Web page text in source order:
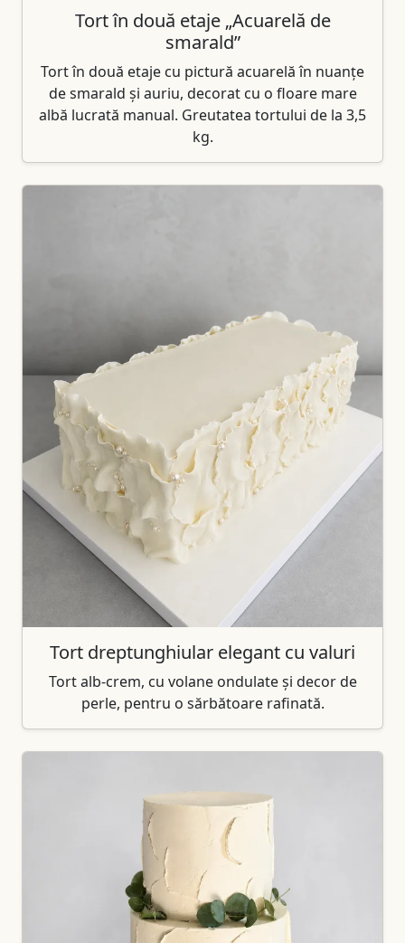
Tort în două etaje „Acuarelă de
smarald”
Tort în două etaje cu pictură acuarelă în nuanțe
de smarald și auriu, decorat cu o floare mare
albă lucrată manual. Greutatea tortului de la 3,5
kg.
Tort dreptunghiular elegant cu valuri
Tort alb-crem, cu volane ondulate și decor de
perle, pentru o sărbătoare rafinată.